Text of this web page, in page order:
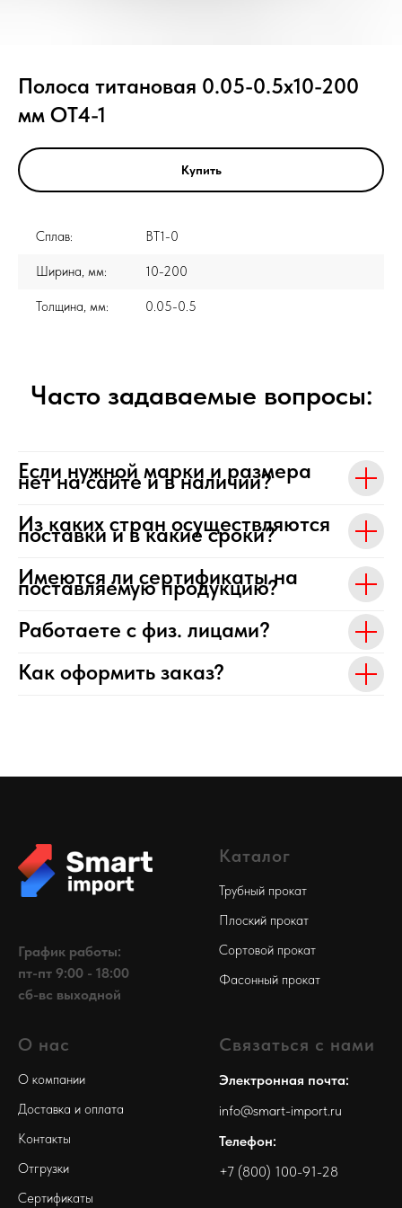
Полоса титановая 0.05-0.5x10-200
мм ОТ4-1
Купить
Сплав: ВТ1-0
Ширина, мм: 10-200
Толщина, мм: 0.05-0.5
Часто задаваемые вопросы:
Если нужной марки и размера
нет на сайте и в наличии?
Из каких стран осуществляются
поставки и в какие сроки?
Имеются ли сертификаты на
поставляемую продукцию?
Работаете с физ. лицами?
Как оформить заказ?
График работы:
пт-пт 9:00 - 18:00
сб-вс выходной
Каталог
Трубный прокат
Плоский прокат
Сортовой прокат
Фасонный прокат
О нас
О компании
Доставка и оплата
Контакты
Отгрузки
Сертификаты
Связаться с нами
Электронная почта:
info@smart-import.ru
Телефон:
+7 (800) 100-91-28